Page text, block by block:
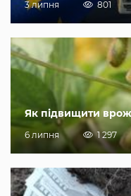
3 липня 801
Як підвищити
6 липня 1 297